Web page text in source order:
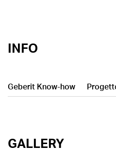
INFO
Geberit Know-how
GALLERY